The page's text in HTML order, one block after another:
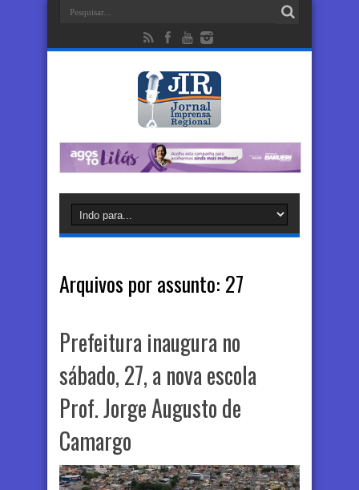
Arquivos por assunto: 27
Prefeitura inaugura no
sábado, 27, a nova escola
Prof. Jorge Augusto de
Camargo